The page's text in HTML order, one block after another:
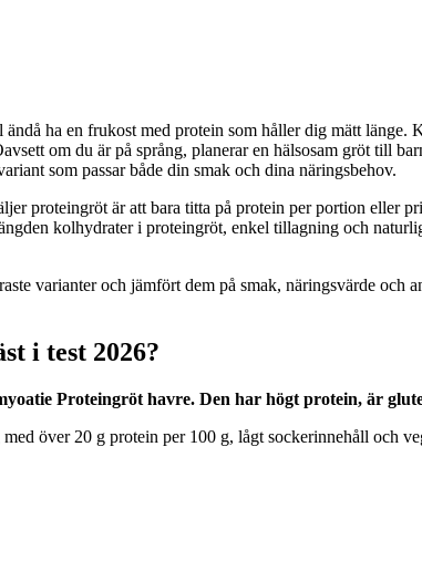
ha en frukost med protein som håller dig mätt
om du är på språng, planerar en hälsosam gröt till
som passar både din smak och dina näringsbehov.
proteingröt är att bara titta på protein per portion eller
kolhydrater i proteingröt, enkel tillagning och
varianter och jämfört dem på smak, näringsvärde
i test 2026?
Proteingröt havre. Den har högt protein, är
över 20 g protein per 100 g, lågt sockerinnehåll och